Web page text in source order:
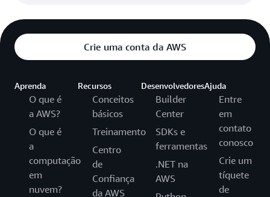
Crie uma conta da AWS
Aprenda
O que é
a AWS?
O que é
a
computação
em
nuvem?
Recursos
Conceitos
básicos
Treinamento
Centro
de
Confiança
da AWS
Desenvolvedores
Builder
Center
SDKs e
ferramentas
.NET na
AWS
Ajuda
Entre
em
contato
conosco
Crie um
tíquete
de